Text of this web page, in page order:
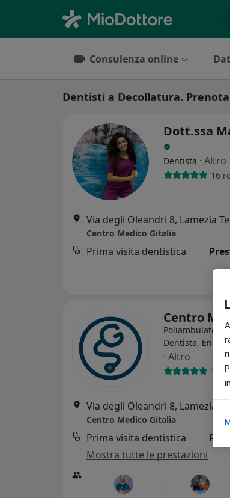
Consulenza online
Dentisti a Decollatura.
Dott.ssa
Dentista · Altro
16
Via degli Oleandri 8, Lamezia
Centro Medico Gitalia
Prima visita dentistica
Centro
Poliambulatorio
Dentista,
· Altro
Via degli Oleandri 8, Lamezia
Centro Medico Gitalia
Prima visita dentistica
Mostra tutte le prestazioni